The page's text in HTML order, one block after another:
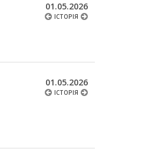
01.05.2026
ІСТОРІЯ
01.05.2026
ІСТОРІЯ